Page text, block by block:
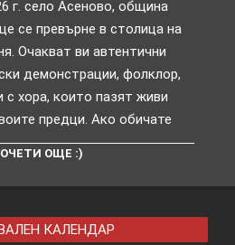
г. село Асеново, община
се превърне в столица на
Очакват ви автентични
демонстрации, фолклор,
с хора, които пазят живи
предци. Ако обичате
ОЩЕ :)
КАЛЕНДАР